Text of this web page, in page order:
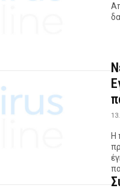
Η